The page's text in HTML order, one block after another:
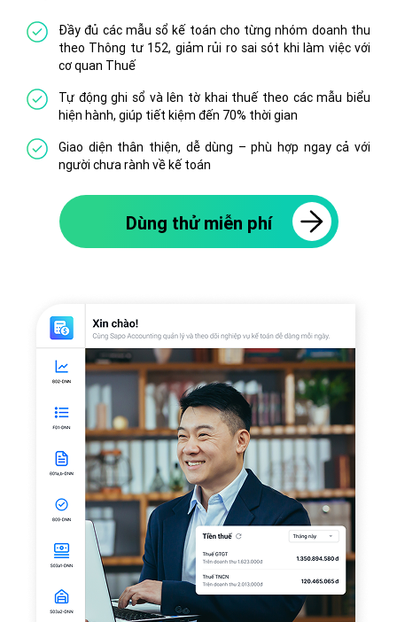
Đầy đủ các mẫu sổ kế toán cho từng nhóm doanh thu
theo Thông tư 152, giảm rủi ro sai sót khi làm việc với
cơ quan Thuế
Tự động ghi sổ và lên tờ khai thuế theo các mẫu biểu
hiện hành, giúp tiết kiệm đến 70% thời gian
Giao diện thân thiện, dễ dùng – phù hợp ngay cả với
người chưa rành về kế toán
Dùng thử miễn phí